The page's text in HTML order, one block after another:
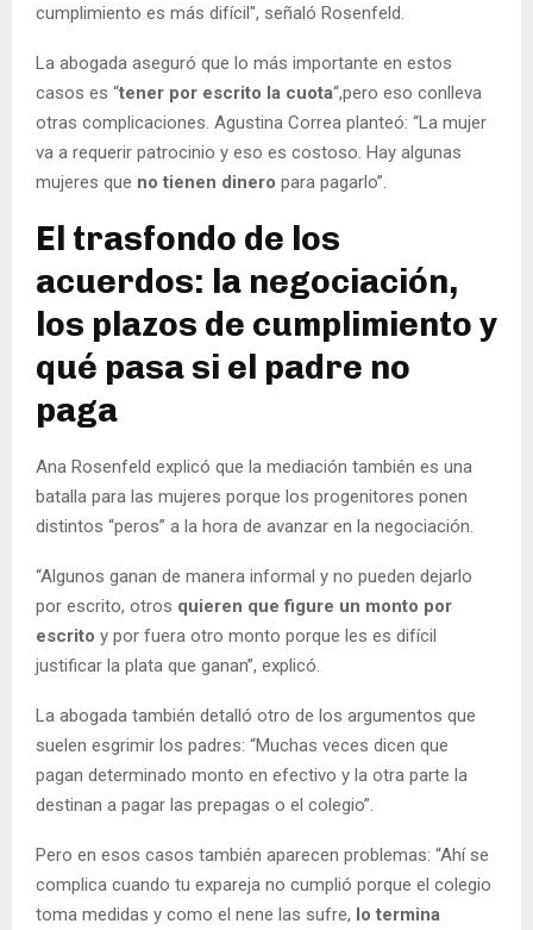
cumplimiento es más difícil", señaló Rosenfeld.
La abogada aseguró que lo más importante en estos
casos es “tener por escrito la cuota“,pero eso conlleva
otras complicaciones. Agustina Correa planteó: “La mujer
va a requerir patrocinio y eso es costoso. Hay algunas
mujeres que no tienen dinero para pagarlo”.
El trasfondo de los
acuerdos: la negociación,
los plazos de cumplimiento y
qué pasa si el padre no
paga
Ana Rosenfeld explicó que la mediación también es una
batalla para las mujeres porque los progenitores ponen
distintos “peros” a la hora de avanzar en la negociación.
“Algunos ganan de manera informal y no pueden dejarlo
por escrito, otros quieren que figure un monto por
escrito y por fuera otro monto porque les es difícil
justificar la plata que ganan”, explicó.
La abogada también detalló otro de los argumentos que
suelen esgrimir los padres: “Muchas veces dicen que
pagan determinado monto en efectivo y la otra parte la
destinan a pagar las prepagas o el colegio”.
Pero en esos casos también aparecen problemas: “Ahí se
complica cuando tu expareja no cumplió porque el colegio
toma medidas y como el nene las sufre, lo termina